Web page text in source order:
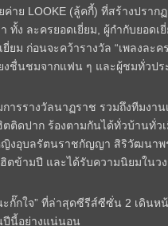
ค่าย LOOKE (ลู้คกี้) ที่สร้างปรา
ละครยอดเยี่ยม, ผู้กํากับยอดเยี่
ม ก่อนจะคว้ารางวัล “เพลงละค
ยงชื่นชมจากแฟน ๆ และผู้ชมทั่วปร
รรางวัลนาฏราช รวมถึงทีมงาน
ดปาก ร้องตามกันได้ทั่วบ้านทั่วเ
ญิงอุบลรัตนราชกัญญา สิริวัฒนา
ฮิตข้ามปี และได้รับความนิยมในว
กั๊กใจ” ที่ล่าสุดซีรีส์ซีซั่น 2 เดินห
ปีนี้อย่างแน่นอน